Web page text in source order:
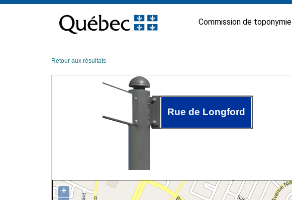
contenu
Commission de toponymie
Retour aux résultats
Rue de Longford
+